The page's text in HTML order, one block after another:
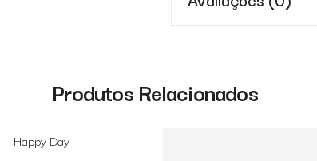
Produtos Relacionados